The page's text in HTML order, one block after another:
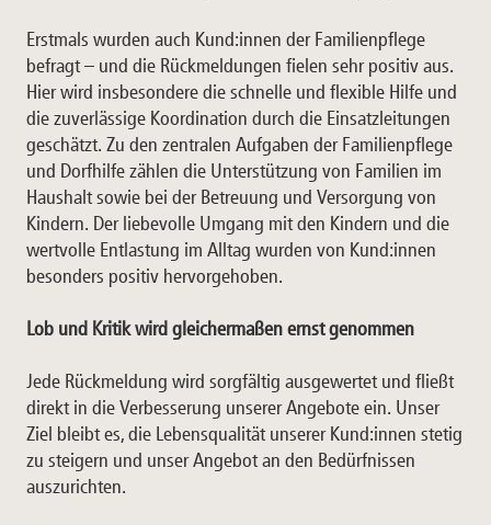
Erstmals wurden auch Kund:innen der Familienpflege
befragt – und die Rückmeldungen fielen sehr positiv aus.
Hier wird insbesondere die schnelle und flexible Hilfe und
die zuverlässige Koordination durch die Einsatzleitungen
geschätzt. Zu den zentralen Aufgaben der Familienpflege
und Dorfhilfe zählen die Unterstützung von Familien im
Haushalt sowie bei der Betreuung und Versorgung von
Kindern. Der liebevolle Umgang mit den Kindern und die
wertvolle Entlastung im Alltag wurden von Kund:innen
besonders positiv hervorgehoben.
Lob und Kritik wird gleichermaßen ernst genommen
Jede Rückmeldung wird sorgfältig ausgewertet und fließt
direkt in die Verbesserung unserer Angebote ein. Unser
Ziel bleibt es, die Lebensqualität unserer Kund:innen stetig
zu steigern und unser Angebot an den Bedürfnissen
auszurichten.